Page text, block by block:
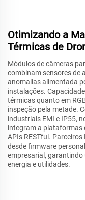
Otimizando a
Térmicas de
Módulos de câmeras
combinam sensores de
anomalias alimentada
instalações.
térmicas quanto em
inspeção pela metade.
industriais EMI e IP55,
integram a plataformas
APIs RESTful.
desde firmware
empresarial,
energia e utilidades.